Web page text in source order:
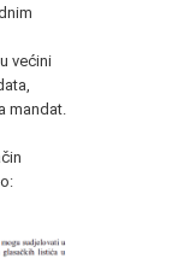
većini
mandat.